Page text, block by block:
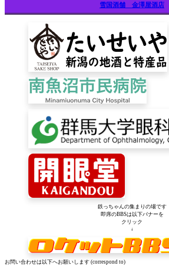
雪国酒舗 金澤屋酒店
鉄っちゃんの集まりの場です
即席のBBSは以下バナーを
クリック
↓
お問い合わせは以下へお願いします (correspond to)